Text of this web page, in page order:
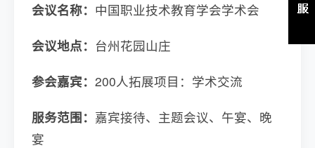
会议名称： 中国职业技术教育学会学术会
会议地点： 台州花园山庄
参会嘉宾： 200人拓展项目：学术交流
服务范围： 嘉宾接待、主题会议、午宴、晚
宴